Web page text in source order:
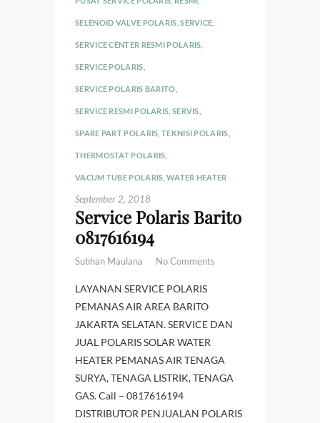
SELENOID VALVE POLARIS ,SERVICE
SERVICE CENTER RESMI POLARIS
SERVICE POLARIS
SERVICE POLARIS BARITO
SERVICE RESMI POLARIS SERVIS
SPARE PART POLARIS ,TEKNISI POLARIS
THERMOSTAT POLARIS
VACUM TUBE POLARIS ,WATER HEATER
September 2, 2018
Service Polaris Barito
0817616194
Subhan Maulana No Comments
LAYANAN SERVICE POLARIS
PEMANAS AIR AREA BARITO
JAKARTA SELATAN. SERVICE DAN
JUAL POLARIS SOLAR WATER
HEATER PEMANAS AIR TENAGA
SURYA, TENAGA LISTRIK, TENAGA
GAS. Call – 0817616194
DISTRIBUTOR PENJUALAN POLARIS